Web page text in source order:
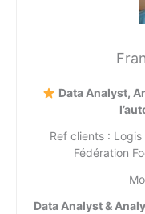
Data Analyst,
Ref clients :
Fédération
Data Analyst &